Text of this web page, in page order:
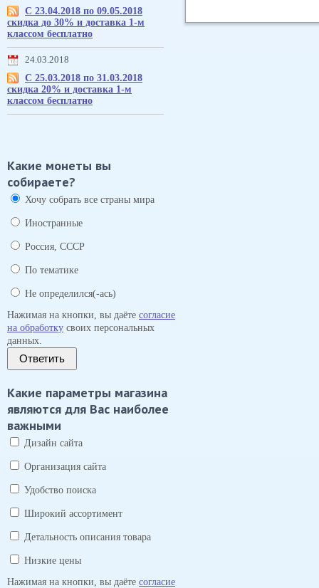
С 23.04.2018 по 09.05.2018
скидка до 30% и доставка 1-м
классом бесплатно
24.03.2018
С 25.03.2018 по 31.03.2018
скидка 20% и доставка 1-м
классом бесплатно
Какие монеты вы
собираете?
Хочу собрать все страны мира
Иностранные
Россия, СССР
По тематике
Не определился(-ась)
Нажимая на кнопки, вы даёте согласие
на обработку своих персональных
данных.
Ответить
Какие параметры магазина
являются для Вас наиболее
важными
Дизайн сайта
Организация сайта
Удобство поиска
Широкий ассортимент
Детальность описания товара
Низкие цены
Нажимая на кнопки, вы даёте согласие